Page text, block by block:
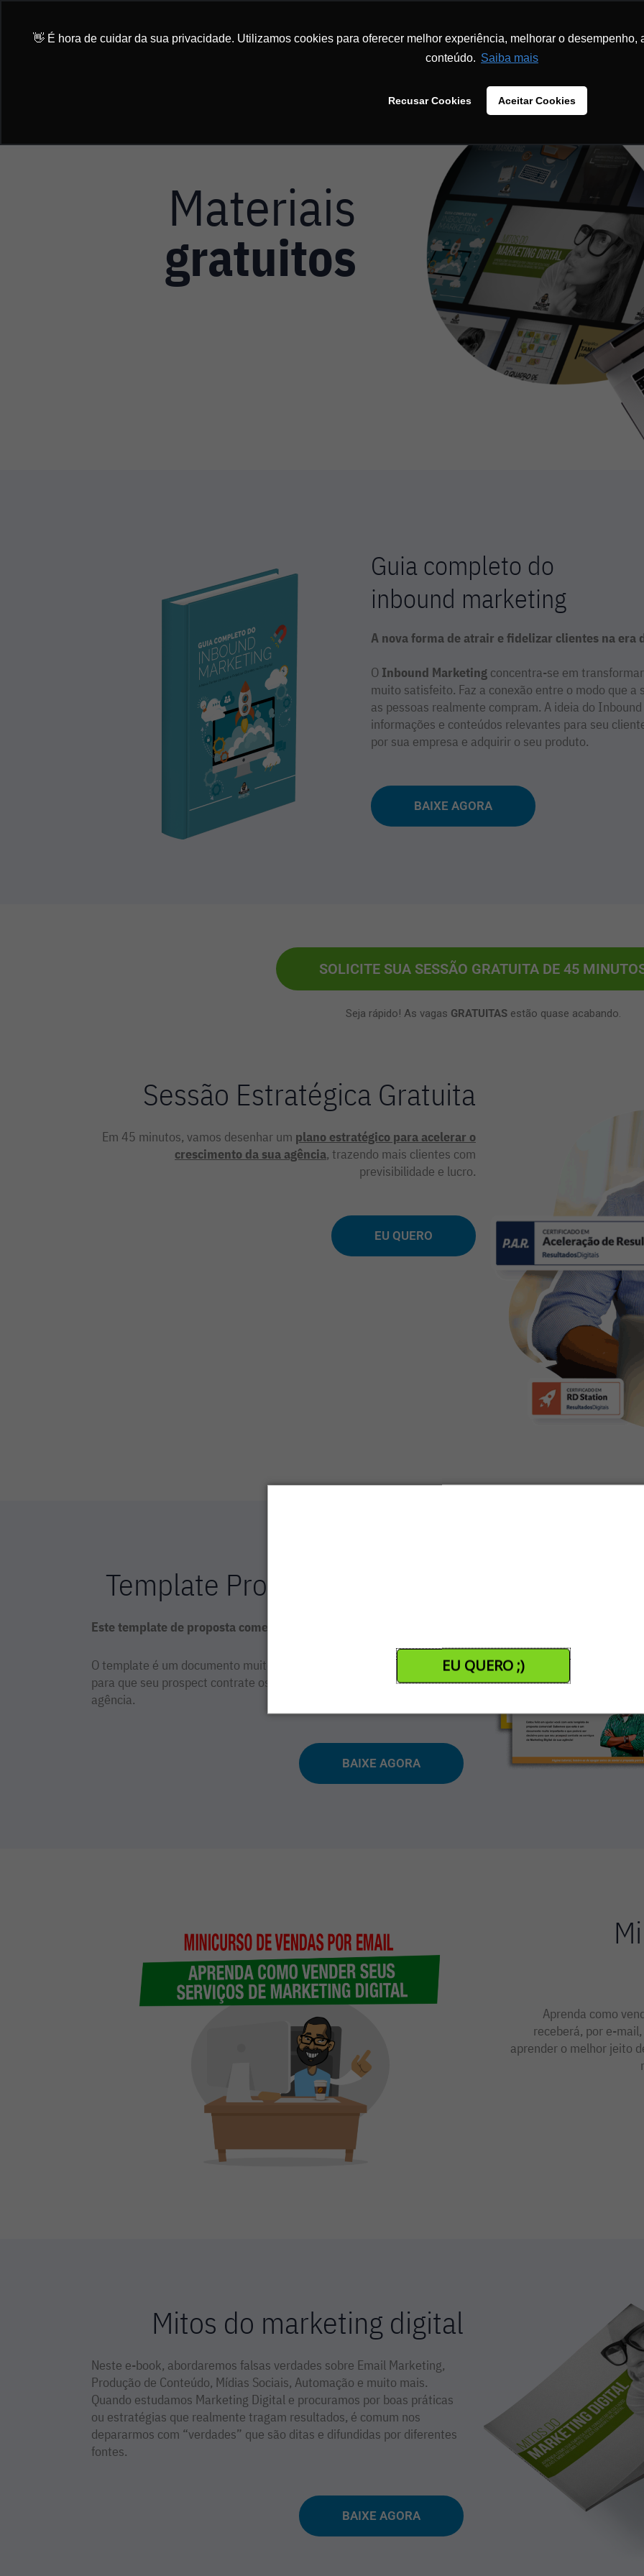
EU QUERO ;)
👋 É hora de cuidar da sua privacidade. Utilizamos cookies para oferecer melhor experiência, melhorar o
conteúdo. Saiba mais
Recusar Cookies Aceitar Cookies
INÍCIO SOBRE INBOUND MARKETING MENTORIA
Materiais
gratuitos
Guia completo do
inbound marketing
A nova forma de atrair e fidelizar clientes na era
O Inbound Marketing concentra-se em
muito satisfeito. Faz a conexão entre o modo que a
as pessoas realmente compram. A ideia do
informações e conteúdos relevantes para seu
por sua empresa e adquirir o seu produto.
BAIXE AGORA
SOLICITE SUA SESSÃO GRATUITA DE 45
Seja rápido! As vagas GRATUITASestão quase acabando.
Sessão Estratégica Gratuita
Em 45 minutos, vamos desenhar um plano estratégico para acelerar o
crescimento da sua agência, trazendo mais clientes com
previsibilidade e lucro.
EU QUERO
Template Proposta Comercial
Este template de proposta comercial vai facilitar sua vida
O template é um documento muito importante e poderá ser decisivo
para que seu prospect contrate os serviços de Marketing Digital da sua
agência.
BAIXE AGORA
Aprenda como
receberá, por e-
aprender o melhor jeito
Mitos do marketing digital
Neste e-book, abordaremos falsas verdades sobre Email Marketing,
Produção de Conteúdo, Mídias Sociais, Automação e muito mais.
Quando estudamos Marketing Digital e procuramos por boas práticas
ou estratégias que realmente tragam resultados, é comum nos
depararmos com “verdades” que são ditas e difundidas por diferentes
fontes.
BAIXE AGORA